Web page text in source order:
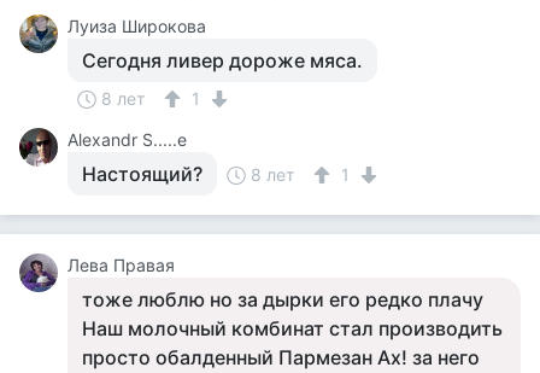
Луиза Широкова
Сегодня ливер дороже мяса.
8 лет
1
Alexandr S.....e
Настоящий? 8 лет 1
Лева Правая
тоже люблю но за дырки его редко плачу
Наш молочный комбинат стал производить
просто обалденный Пармезан Ах! за него